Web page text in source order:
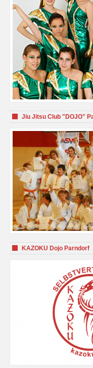
Jiu Jitsu Club "DOJO"
KAZOKU Dojo Parndorf